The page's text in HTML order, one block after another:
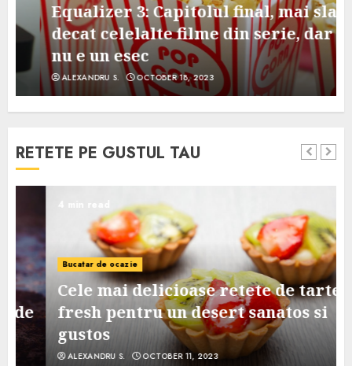
Equalizer 3: Capitolul final, mai slab
decat celelalte filme din serie, dar
nu e un esec
ALEXANDRU S. OCTOBER 18, 2023
RETETE PE GUSTUL TAU
4 min read
Bucatar de ocazie
Cele mai delicioase retete de tarte
fresh pentru un desert sanatos si
gustos
ALEXANDRU S. OCTOBER 11, 2023